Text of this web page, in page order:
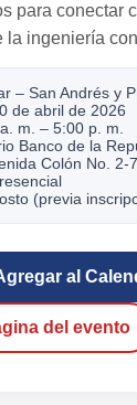
para conectar
la ingeniería
– San Andrés y
de abril de 2026
m. – 5:00 p. m.
Banco de la
Colón No. 2-
(previa
al
del evento